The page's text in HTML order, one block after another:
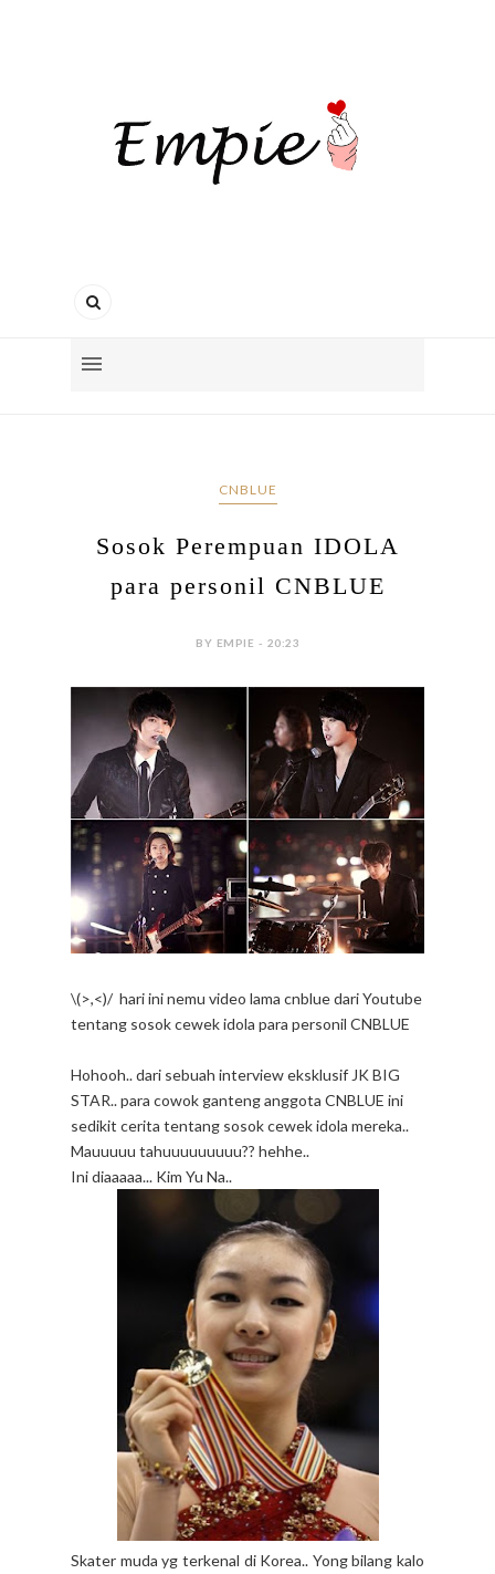
CNBLUE
Sosok Perempuan IDOLA
para personil CNBLUE
BY EMPIE - 20:23
\(>,<)/ hari ini nemu video lama cnblue dari Youtube
tentang sosok cewek idola para personil CNBLUE
Hohooh.. dari sebuah interview eksklusif JK BIG
STAR.. para cowok ganteng anggota CNBLUE ini
sedikit cerita tentang sosok cewek idola mereka..
Mauuuuu tahuuuuuuuuu?? hehhe..
Ini diaaaaa... Kim Yu Na..
Skater muda yg terkenal di Korea.. Yong bilang kalo